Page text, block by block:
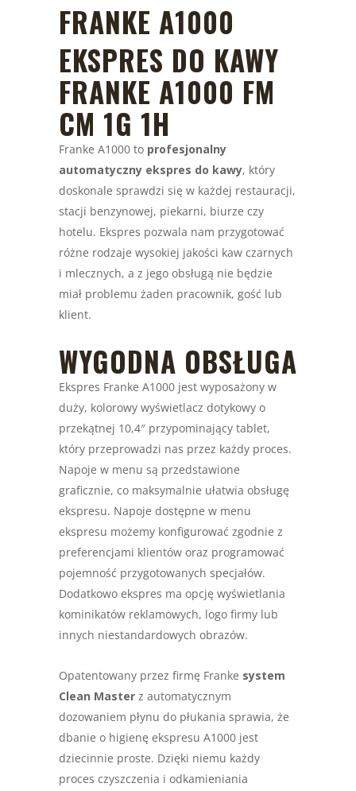
FRANKE A1000
EKSPRES DO KAWY
FRANKE A1000 FM
CM 1G 1H
Franke A1000 to profesjonalny
automatyczny ekspres do kawy, który
doskonale sprawdzi się w każdej restauracji,
stacji benzynowej, piekarni, biurze czy
hotelu. Ekspres pozwala nam przygotować
różne rodzaje wysokiej jakości kaw czarnych
i mlecznych, a z jego obsługą nie będzie
miał problemu żaden pracownik, gość lub
klient.
WYGODNA OBSŁUGA
Ekspres Franke A1000 jest wyposażony w
duży, kolorowy wyświetlacz dotykowy o
przekątnej 10,4″ przypominający tablet,
który przeprowadzi nas przez każdy proces.
Napoje w menu są przedstawione
graficznie, co maksymalnie ułatwia obsługę
ekspresu. Napoje dostępne w menu
ekspresu możemy konfigurować zgodnie z
preferencjami klientów oraz programować
pojemność przygotowanych specjałów.
Dodatkowo ekspres ma opcję wyświetlania
kominikatów reklamowych, logo firmy lub
innych niestandardowych obrazów.
Opatentowany przez firmę Franke system
Clean Master z automatycznym
dozowaniem płynu do płukania sprawia, że
dbanie o higienę ekspresu A1000 jest
dziecinnie proste. Dzięki niemu każdy
proces czyszczenia i odkamieniania